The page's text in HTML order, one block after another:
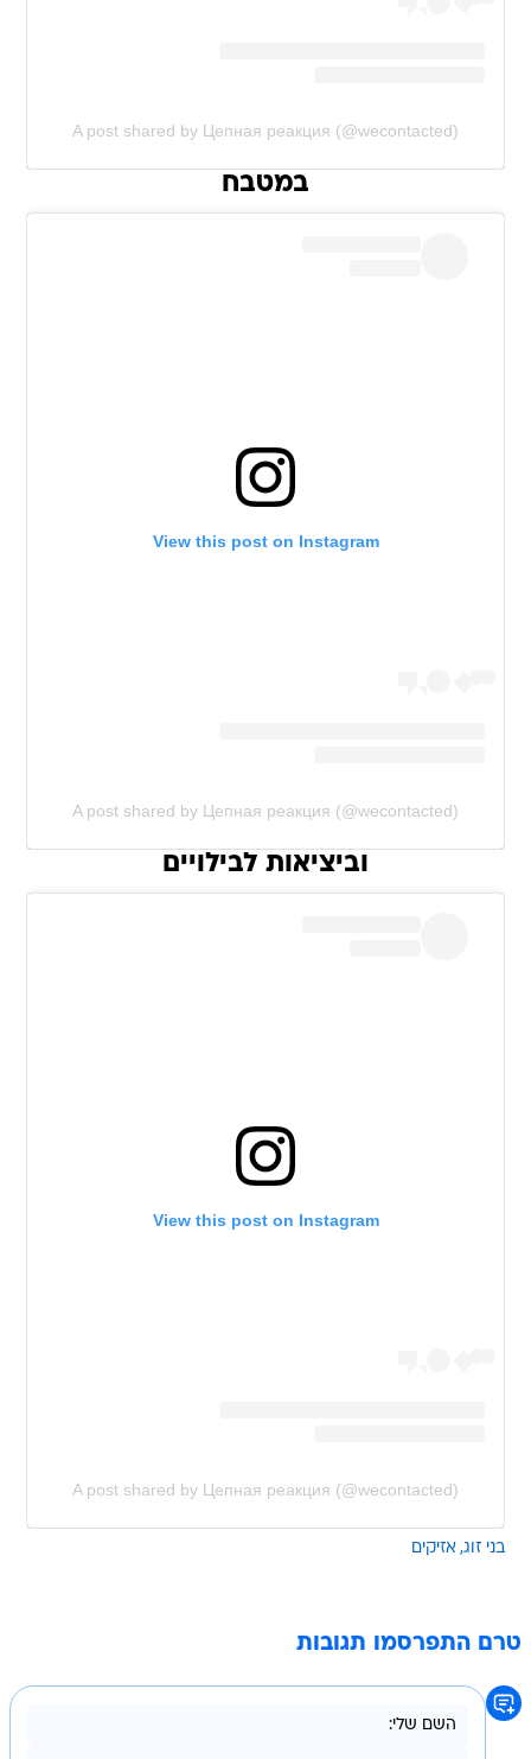
A post shared by Цепная реакция (@wecontacted)
במטבח
View this post on Instagram
A post shared by Цепная реакция (@wecontacted)
וביציאות לבילויים
View this post on Instagram
A post shared by Цепная реакция (@wecontacted)
בני זוג אזיקים
טרם התפרסמו תגובות